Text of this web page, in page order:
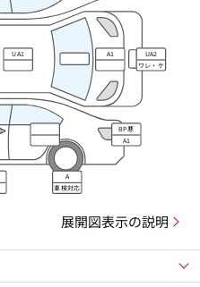
UA1 A1 UA2
ワレ・ケ
ズレ
BP悪
A1
A
車検対応
展開図表示の説明